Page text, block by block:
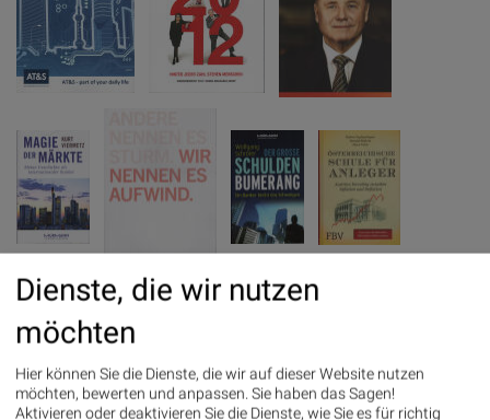
Dienste, die wir nutzen
möchten
Hier können Sie die Dienste, die wir auf dieser Website nutzen
möchten, bewerten und anpassen. Sie haben das Sagen!
Aktivieren oder deaktivieren Sie die Dienste, wie Sie es für richtig